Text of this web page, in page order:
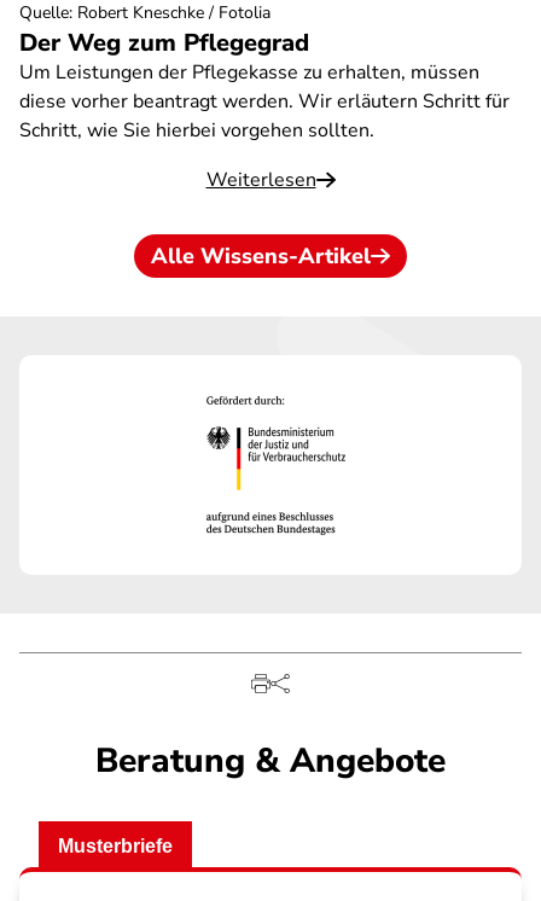
Der Weg zum Pflegegrad
Um Leistungen der Pflegekasse zu erhalten, müssen
diese vorher beantragt werden. Wir erläutern Schritt für
Schritt, wie Sie hierbei vorgehen sollten.
Weiterlesen
Quelle: Robert Kneschke / Fotolia
Alle Wissens-Artikel
Beratung & Angebote
Musterbriefe